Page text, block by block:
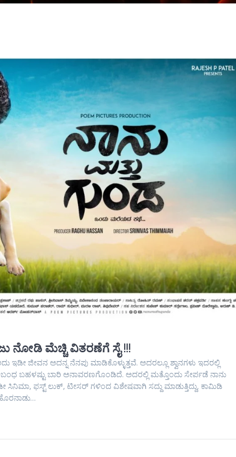
ನೋಡಿ ಮೆಚ್ಚಿ ವಿತರಣೆಗೆ ಸೈ !!!
ಇಡೀ ಜೀವನ ಅದನ್ನ ನೆನಪು ಮಾಡಿಕೊಳ್ಳುತ್ತವೆ. ಅದರಲ್ಲೂ ಶ್ವಾನಗಳು ಇದರಲ್ಲಿ
ಬಹಳಷ್ಟು ಬಾರಿ ಅನಾವರಣಗೊಂಡಿದೆ. ಅದರಲ್ಲಿ ಮತ್ತೊಂದು ಸೇರ್ಪಡೆ ನಾನು
ಸಿನಿಮಾ, ಫಸ್ಟ್ ಲುಕ್, ಟೀಸರ್ ಗಳಿಂದ ವಿಶೇಷವಾಗಿ ಸದ್ದು ಮಾಡುತ್ತಿದ್ದು, ಕಾಮಿಡಿ